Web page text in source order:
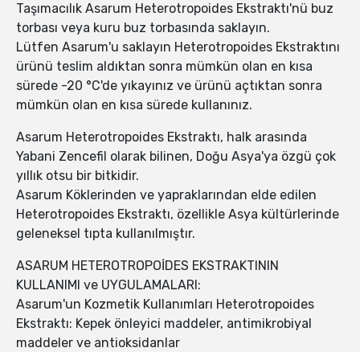
Taşımacılık Asarum Heterotropoides Ekstraktı'nü buz
torbası veya kuru buz torbasında saklayın.
Lütfen Asarum'u saklayın Heterotropoides Ekstraktını
ürünü teslim aldıktan sonra mümkün olan en kısa
sürede -20 °C'de yıkayınız ve ürünü açtıktan sonra
mümkün olan en kısa sürede kullanınız.
Asarum Heterotropoides Ekstraktı, halk arasında
Yabani Zencefil olarak bilinen, Doğu Asya'ya özgü çok
yıllık otsu bir bitkidir.
Asarum Köklerinden ve yapraklarından elde edilen
Heterotropoides Ekstraktı, özellikle Asya kültürlerinde
geleneksel tıpta kullanılmıştır.
ASARUM HETEROTROPOİDES EKSTRAKTININ
KULLANIMI ve UYGULAMALARI:
Asarum'un Kozmetik Kullanımları Heterotropoides
Ekstraktı: Kepek önleyici maddeler, antimikrobiyal
maddeler ve antioksidanlar